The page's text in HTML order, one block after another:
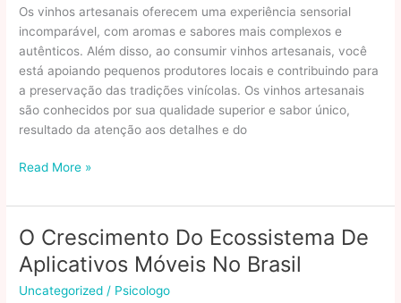
Os vinhos artesanais oferecem uma experiência sensorial
incomparável, com aromas e sabores mais complexos e
autênticos. Além disso, ao consumir vinhos artesanais, você
está apoiando pequenos produtores locais e contribuindo para
a preservação das tradições vinícolas. Os vinhos artesanais
são conhecidos por sua qualidade superior e sabor único,
resultado da atenção aos detalhes e do
Vinhos
edição
o
valor
da
Read More »
O Crescimento Do Ecossistema De
Aplicativos Móveis No Brasil
Uncategorized / Psicologo